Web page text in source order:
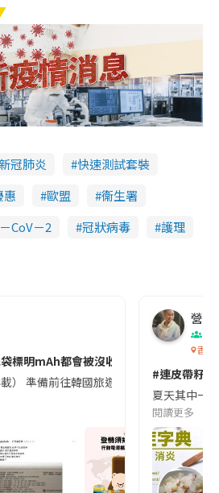
冠肺炎
快速測試套裝
惠 歐盟
衞生署
CoV－2 冠狀病毒 護理
標明mAh都會被沒收😱出發前切記檢查
載） 準備前往韓國旅遊的民眾，近期要
營養
香港
#連皮帶籽
夏天其中一
閱讀更多